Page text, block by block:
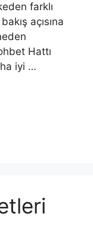
farklı
açısına
Hattı
iyi …